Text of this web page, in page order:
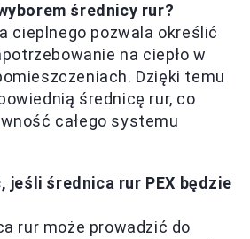
średnicy rur?
cieplnego pozwala określić
na ciepło w
Dzięki temu
średnicę rur, co
całego systemu
jeśli średnica rur PEX będzie
rur może prowadzić do